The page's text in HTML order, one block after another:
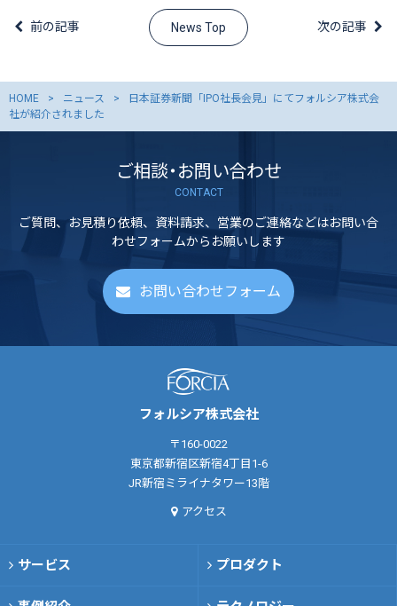
前の記事 News Top 次の記事
HOME ニュース
日本証券新聞「IPO社長会見」にてフォルシア株式会
社が紹介されました
ご相談・お問い合わせ
CONTACT
ご質問、お見積り依頼、資料請求、営業のご連絡などはお問い合
わせフォームからお願いします
お問い合わせフォーム
フォルシア株式会社
〒160-0022
東京都新宿区新宿4丁目1-6
JR新宿ミライナタワー13階
アクセス
サービス プロダクト